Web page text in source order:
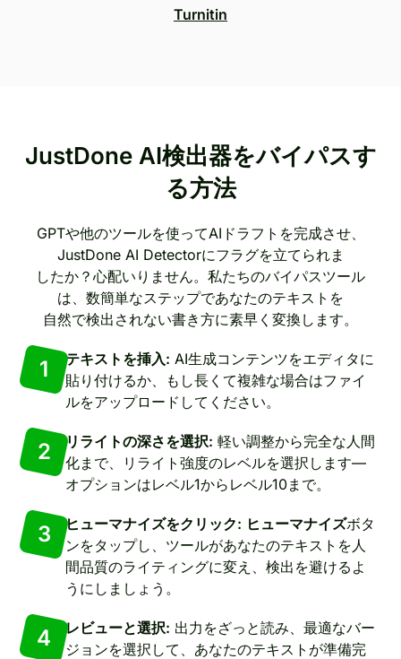
Turnitin
JustDone AI検出器をバイパスす
る方法
GPTや他のツールを使ってAIドラフトを完成させ、
JustDone AI Detectorにフラグを立てられま
したか？心配いりません。私たちのバイパスツール
は、数簡単なステップであなたのテキストを
自然で検出されない書き方に素早く変換します。
1 テキストを挿入: AI生成コンテンツをエディタに
貼り付けるか、もし長くて複雑な場合はファイ
ルをアップロードしてください。
2 リライトの深さを選択: 軽い調整から完全な人間
化まで、リライト強度のレベルを選択します—
オプションはレベル1からレベル10まで。
3 ヒューマナイズをクリック: ヒューマナイズボタ
ンをタップし、ツールがあなたのテキストを人
間品質のライティングに変え、検出を避けるよ
うにしましょう。
4 レビューと選択: 出力をざっと読み、最適なバー
ジョンを選択して、あなたのテキストが準備完